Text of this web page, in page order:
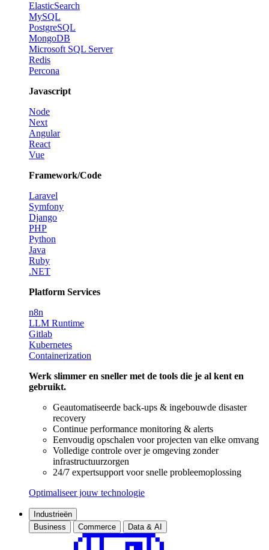
ElasticSearch
MySQL
PostgreSQL
MongoDB
Microsoft SQL Server
Redis
Percona
Javascript
Node
Next
Angular
React
Vue
Framework/Code
Laravel
Symfony
Django
PHP
Python
Java
Ruby
.NET
Platform Services
n8n
LLM Runtime
Gitlab
Kubernetes
Containerization
Werk slimmer en sneller met de tools die je al kent en
gebruikt.
Geautomatiseerde back-ups & ingebouwde disaster
recovery
Continue performance monitoring & alerts
Eenvoudig opschalen voor projecten van elke omvang
Volledige controle over je omgeving zonder
infrastructuurzorgen
24/7 expertsupport voor snelle probleemoplossing
Optimaliseer jouw technologie
Industrieën
Business
Commerce Data & AI